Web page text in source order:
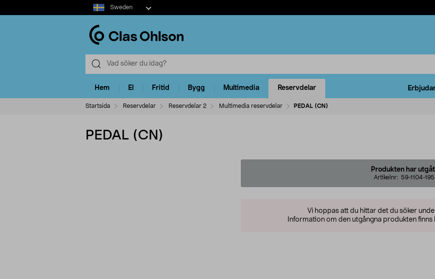
Select
market
Sweden
Hem El Fritid Bygg Multimedia Reservdelar
Startsida Reservdelar Reservdelar 2 Multimedia reservdelar PEDAL (CN)
PEDAL (CN)
Produkten har
Artikelnr: 59-1104-195
Vi hoppas att du hittar det du söker
Information om den utgångna produkten finns